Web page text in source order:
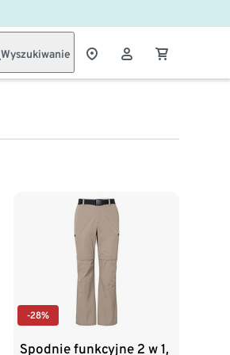
Wyszukiwanie
-28%
Spodnie funkcyjne 2 w 1,